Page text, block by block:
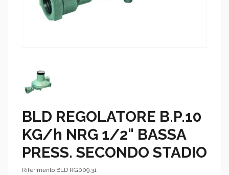
BLD REGOLATORE B.P.10
KG/h NRG 1/2" BASSA
PRESS. SECONDO STADIO
Riferimento BLD RG009.31